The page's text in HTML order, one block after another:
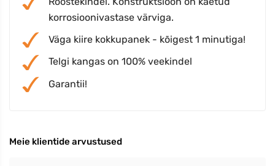
korrosioonivastase värviga.
Väga kiire kokkupanek - kõigest 1 minutiga!
Telgi kangas on 100% veekindel
Garantii!
Meie klientide arvustused